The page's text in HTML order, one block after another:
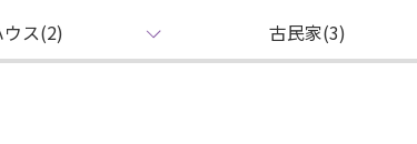
ス(2) 古民家(3)